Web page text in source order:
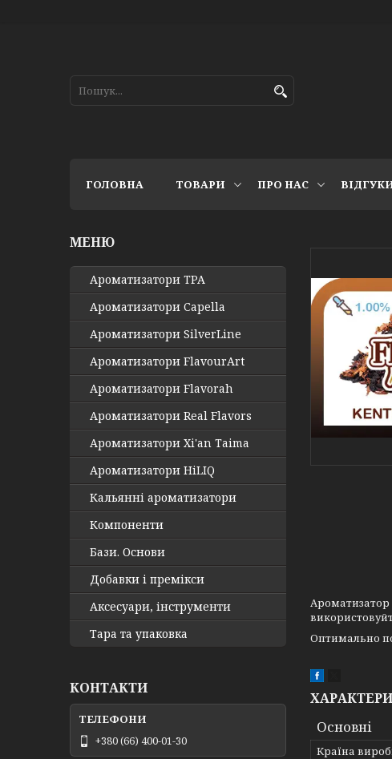
ГОЛОВНА ТОВАРИ ПРО НАС
Ароматизатор
Оптимально по
Основні
Країна
Ароматизатори TPA
Ароматизатори Capella
Ароматизатори SilverLine
Ароматизатори FlavourArt
Ароматизатори Flavorah
Ароматизатори Real Flavors
Ароматизатори Xi'an Taima
Ароматизатори HiLIQ
Кальянні ароматизатори
Компоненти
Бази. Основи
Добавки і премікси
Аксесуари, інструменти
Тара та упаковка
КОНТАКТИ
+380 (66) 400-01-30